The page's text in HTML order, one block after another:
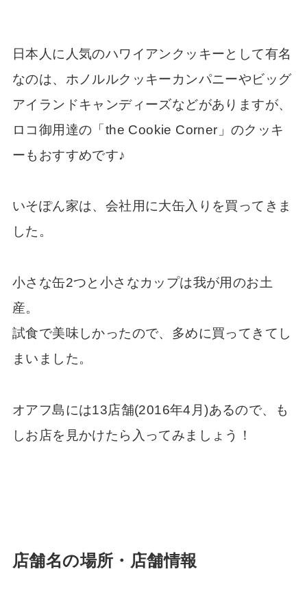
日本人に人気のハワイアンクッキーとして有名
なのは、ホノルルクッキーカンパニーやビッグ
アイランドキャンディーズなどがありますが、
ロコ御用達の「the Cookie Corner」のクッキ
ーもおすすめです♪
いそぽん家は、会社用に大缶入りを買ってきま
した。
小さな缶2つと小さなカップは我が用のお土
産。
試食で美味しかったので、多めに買ってきてし
まいました。
オアフ島には13店舗(2016年4月)あるので、も
しお店を見かけたら入ってみましょう！
店舗名の場所・店舗情報